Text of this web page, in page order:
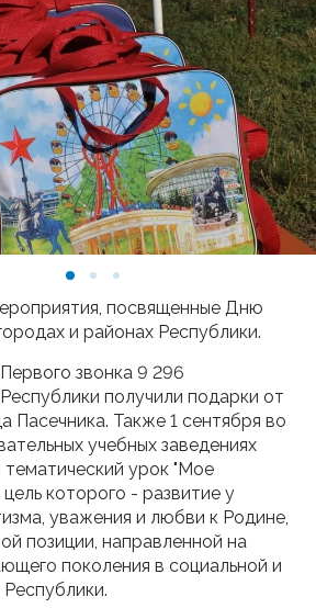
посвященные Дню
и районах Республики.
звонка 9 296
получили подарки от
Пасечника. Также 1 сентября во
учебных заведениях
урок "Мое
которого - развитие у
уважения и любви к Родине,
позиции, направленной на
поколения в социальной и